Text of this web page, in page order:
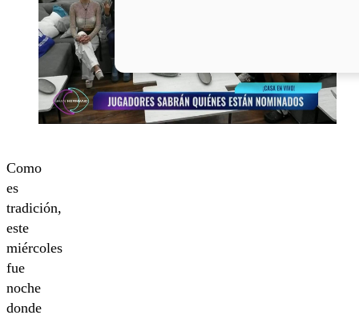
Como
es
tradición,
este
miércoles
fue
noche
donde